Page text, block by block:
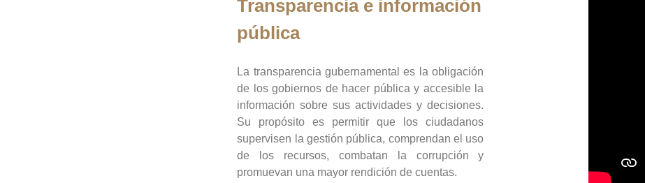
Transparencia e información
pública
La transparencia gubernamental es la obligación
de los gobiernos de hacer pública y accesible la
información sobre sus actividades y decisiones.
Su propósito es permitir que los ciudadanos
supervisen la gestión pública, comprendan el uso
de los recursos, combatan la corrupción y
promuevan una mayor rendición de cuentas.